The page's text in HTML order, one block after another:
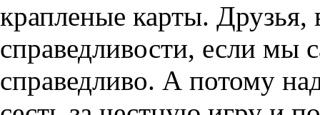
крапленые карты. Друзья,
справедливости, если мы
справедливо. А потому